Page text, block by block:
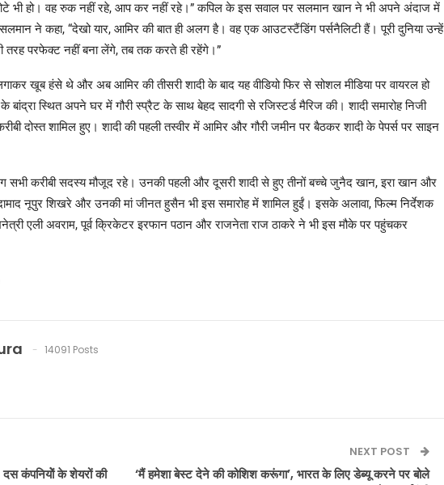
भी हो। वह रुक नहीं रहे, आप कर नहीं रहे।” कपिल के इस सवाल पर सलमान खान ने भी अपने अंदाज में
ने कहा, “देखो यार, आमिर की बात ही अलग है। वह एक आउटस्टैंडिंग पर्सनैलिटी हैं। पूरी दुनिया उन्हें
तरह परफेक्ट नहीं बना लेंगे, तब तक करते ही रहेंगे।”
खूब हंसे थे और अब आमिर की तीसरी शादी के बाद यह वीडियो फिर से सोशल मीडिया पर वायरल हो
स्थित अपने घर में गौरी स्प्रैट के साथ बेहद सादगी से रजिस्टर्ड मैरिज की। शादी समारोह निजी
दोस्त शामिल हुए। शादी की पहली तस्वीर में आमिर और गौरी जमीन पर बैठकर शादी के पेपर्स पर साइन
करीबी सदस्य मौजूद रहे। उनकी पहली और दूसरी शादी से हुए तीनों बच्चे जुनैद खान, इरा खान और
नूपुर शिखरे और उनकी मां जीनत हुसैन भी इस समारोह में शामिल हुईं। इसके अलावा, फिल्म निर्देशक
एली अवराम, पूर्व क्रिकेटर इरफान पठान और राजनेता राज ठाकरे ने भी इस मौके पर पहुंचकर
14091 Posts
दस कंपनियोें के शेयरों की
NEXT POST
‘मैं हमेशा बेस्ट देने की कोशिश करूंगा’, भारत के लिए डेब्यू करने पर बोले